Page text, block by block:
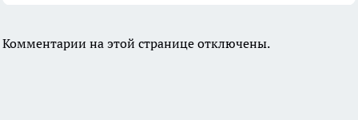
Комментарии на этой странице отключены.